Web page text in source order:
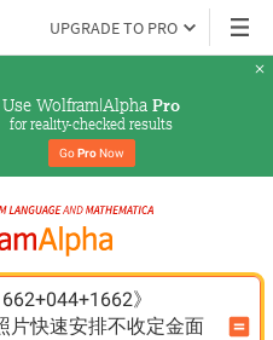
UPGRADE TO PRO
Use Wolfram|Alpha Pro
for reality-checked results
Go Pro Now
》
片快速安排不收定金面